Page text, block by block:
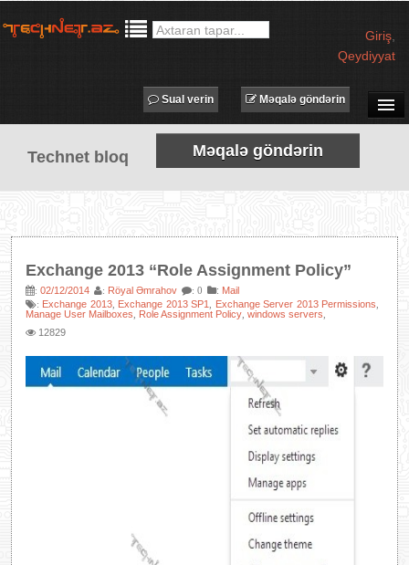
Giriş
Qeydiyyat
SUAL-CAVAB
TECHNET TV
MƏQALƏLƏR
PROQRAMLAR
AVADANLIQLAR
XƏBƏRLƏR
Məqalə göndərin
Sual verin
Technet bloq Məqalə göndərin
Exchange 2013 “Role Assignment Policy”
: 02/12/2014 : Röyal Əmrahov : 0 : Mail
: Exchange 2013, Exchange 2013 SP1 Exchange Server 2013 Permissions
Manage User Mailboxes Role Assignment Policy windows servers
12829